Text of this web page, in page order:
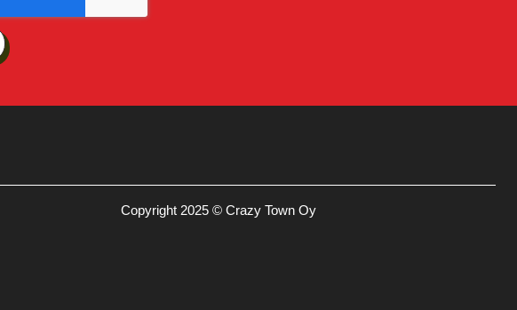
Copyright 2025 © Crazy Town Oy